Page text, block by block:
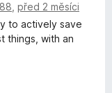
před 2 měsíci
to actively save
things, with an